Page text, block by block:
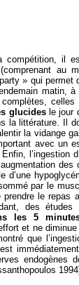
il
au
» qui permet
matin,
glucidesle jour
la littérature. Il
la vidange
avec un
l’ingestion
des
d’une
par le
le repas
des études
les 5
et ne
que
endogènes